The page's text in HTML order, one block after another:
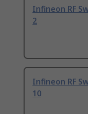
Infineon RF
2
Infineon RF
10